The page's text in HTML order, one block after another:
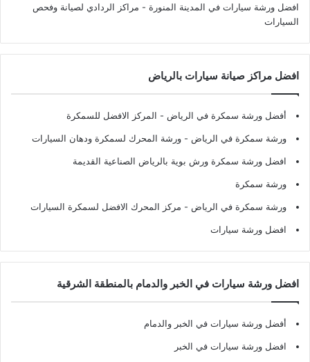
افضل ورشة سيارات في المدينة المنورة - مراكز الردادي لصيانة وفحص
السيارات
افضل مراكز صيانة سيارات بالرياض
أفضل ورشة سمكرة في الرياض - المركز الافضل للسمكرة
ورشة سمكرة في الرياض - ورشة المحرك لسمكرة ودهان السيارات
افضل ورشة سمكرة ورش بوية بالرياض الصناعية القديمة
ورشة سمكرة
ورشة سمكرة في الرياض - مركز المحرك الافضل لسمكرة السيارات
افضل ورشة سيارات
افضل ورشة سيارات في الخبر والدمام بالمنطقة الشرقية
أفضل ورشة سيارات في الخبر والدمام
افضل ورشة سيارات في الخبر